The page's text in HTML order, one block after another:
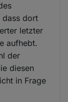
dass dort
letzter
aufhebt.
der
diesen
in Frage